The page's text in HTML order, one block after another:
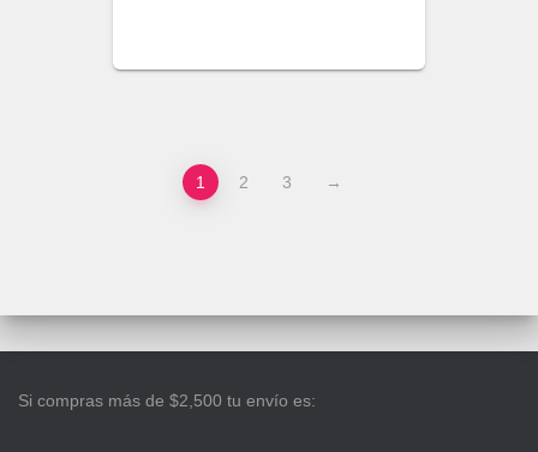
1 2 3 →
Si compras más de $2,500 tu envío es: